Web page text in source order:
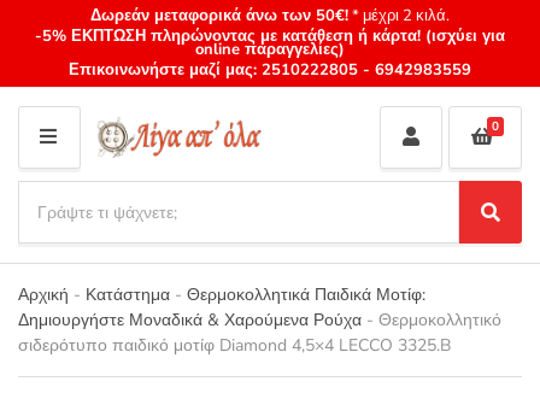
Δωρεάν μεταφορικά άνω των 50€!* μέχρι 2 κιλά.
-5% ΕΚΠΤΩΣΗ πληρώνοντας με κατάθεση ή κάρτα! (ισχύει για
online παραγγελίες)
Επικοινωνήστε μαζί μας: 2510222805 - 6942983559
M
E
N
U
Category
name
a
r
c
h
p
r
S
e
a
c
0
Αρχική - Κατάστημα - Θερμοκολλητικά Παιδικά Μοτίφ:
Δημιουργήστε Μοναδικά & Χαρούμενα Ρούχα - Θερμοκολλητικό
σιδερότυπο παιδικό μοτίφ Diamond 4,5×4 LECCO 3325.B